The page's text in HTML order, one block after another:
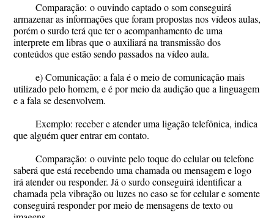
Comparação: o ouvindo captado o som conseguirá
armazenar as informações que foram propostas nos vídeos aulas,
porém o surdo terá que ter o acompanhamento de uma
interprete em libras que o auxiliará na transmissão dos
conteúdos que estão sendo passados na vídeo aula.
e) Comunicação: a fala é o meio de comunicação mais
utilizado pelo homem, e é por meio da audição que a linguagem
e a fala se desenvolvem.
Exemplo: receber e atender uma ligação telefônica, indica
que alguém quer entrar em contato.
Comparação: o ouvinte pelo toque do celular ou telefone
saberá que está recebendo uma chamada ou mensagem e logo
irá atender ou responder. Já o surdo conseguirá identificar a
chamada pela vibração ou luzes no caso se for celular e somente
conseguirá responder por meio de mensagens de texto ou